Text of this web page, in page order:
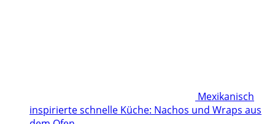
Mexikanisch
inspirierte schnelle Küche: Nachos und Wraps aus